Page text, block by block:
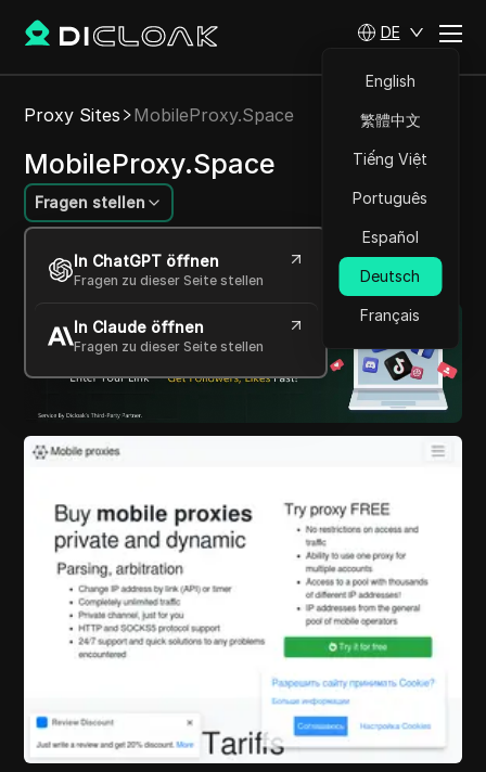
DE
English
繁體中文
Tiếng Việt
Português
Español
Deutsch
Français
Proxy Sites MobileProxy.Space
MobileProxy.Space
Fragen stellen
In ChatGPT öffnen
Fragen zu dieser Seite stellen
In Claude öffnen
Fragen zu dieser Seite stellen
Entsperren Sie das Web mit
Hochgeschwindigkeits-Mobile-Proxys.